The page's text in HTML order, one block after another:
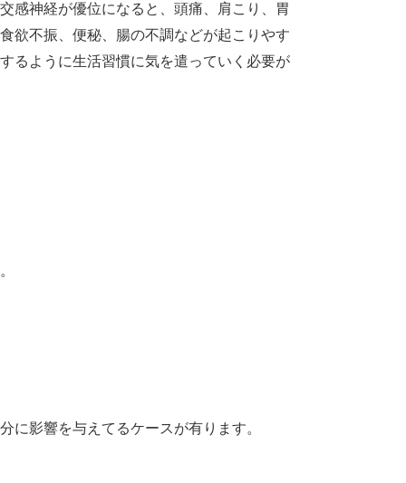
感神経が優位になると、頭痛、肩こり、胃
欲不振、便秘、腸の不調などが起こりやす
るように生活習慣に気を遣っていく必要が
に影響を与えてるケースが有ります。